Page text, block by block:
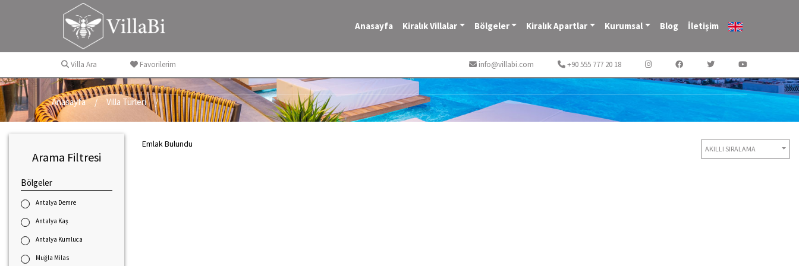
Anasayfa Kiralık Villalar Bölgeler Kiralık Apartlar Kurumsal Blog İletişim
Villa Ara Favorilerim info@villabi.com +90 555 777 20 18
Anasayfa Villa Türleri
Arama Filtresi
Bölgeler
Antalya Demre
Antalya Kaş
Antalya Kumluca
Muğla Milas
Emlak Bulundu AKILLI SIRALAMA